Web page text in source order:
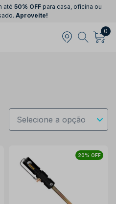
até 50% OFFpara casa, oficina ou
Aproveite!
0
20% OFF